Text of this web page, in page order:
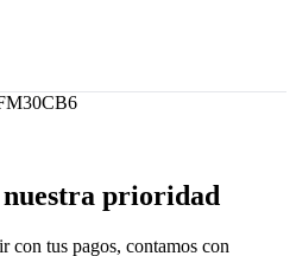
prioridad
con tus pagos, contamos con